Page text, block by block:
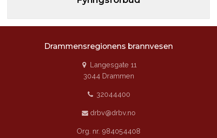
Drammensregionens brannvesen
Langesgate 11
3044 Drammen
32044400
drbv@drbv.no
Org. nr. 984054408